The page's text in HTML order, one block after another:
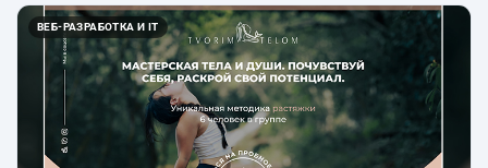
ВЕБ-РАЗРАБОТКА И IT